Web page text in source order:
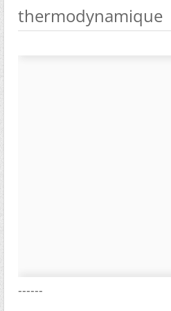
thermodynamique
------